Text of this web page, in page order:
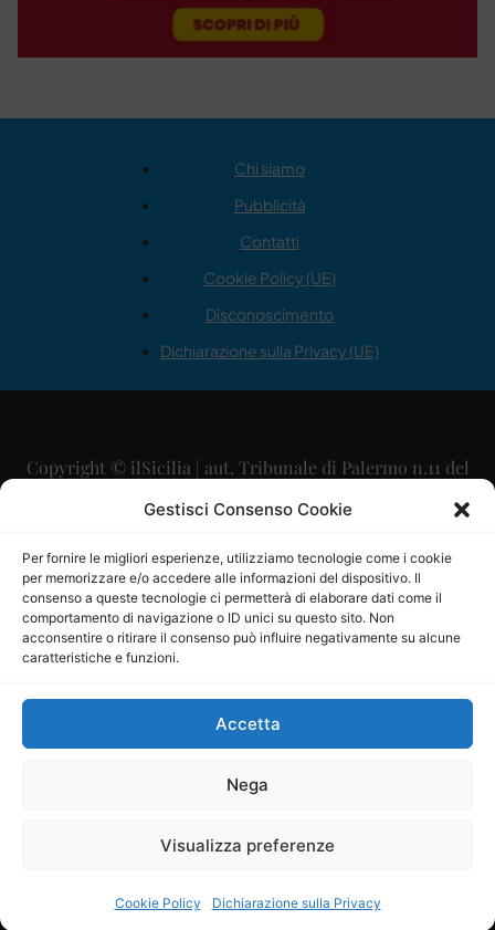
Gestisci Consenso Cookie
Per fornire le migliori esperienze, utilizziamo tecnologie come i cookie
per memorizzare e/o accedere alle informazioni del dispositivo. Il
consenso a queste tecnologie ci permetterà di elaborare dati come il
comportamento di navigazione o ID unici su questo sito. Non
acconsentire o ritirare il consenso può influire negativamente su alcune
caratteristiche e funzioni.
Accetta
Nega
Visualizza preferenze
Cookie Policy Dichiarazione sulla Privacy
Chi siamo
Pubblicità
Contatti
Cookie Policy (UE)
Disconoscimento
Dichiarazione sulla Privacy (UE)
Copyright © ilSicilia | aut. Tribunale di Palermo n.11 del
29/09/2015
Direttore Editoriale: Maurizio Scaglione
Direttore Responsabile: Maria Calabrese
P.IVA: 06334930820
Mercurio Comunicazione Società Cooperativa a r.l. è
iscritta al Registro degli Operatori di Comunicazione al
Sito gestito daLa Digitale srl–info@ladigitale.it